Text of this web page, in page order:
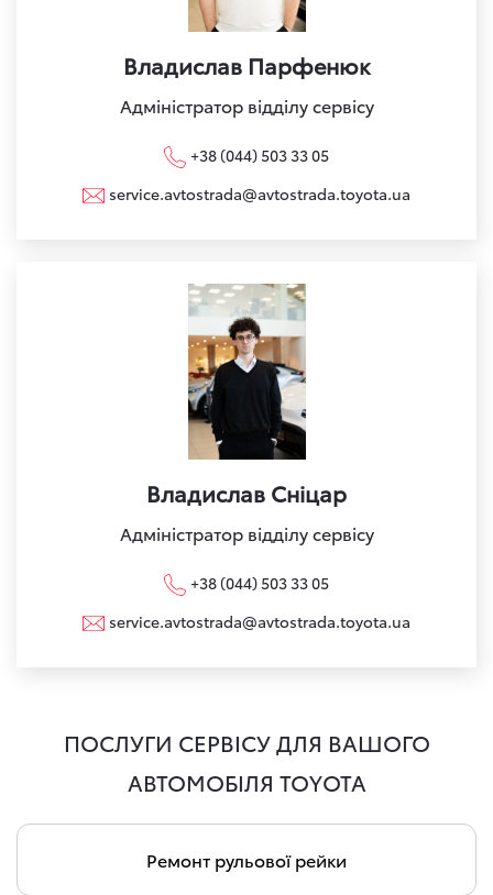
Владислав Парфенюк
Адміністратор відділу сервісу
+38 (044) 503 33 05
service.avtostrada@avtostrada.toyota.ua
Владислав Сніцар
Адміністратор відділу сервісу
+38 (044) 503 33 05
service.avtostrada@avtostrada.toyota.ua
ПОСЛУГИ СЕРВІСУ ДЛЯ ВАШОГО
АВТОМОБІЛЯ TOYOTA
Ремонт рульової рейки